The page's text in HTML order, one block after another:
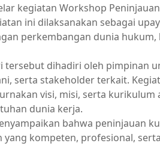
kegiatan Workshop
ini dilaksanakan sebagai
perkembangan dunia hukum,
dihadiri oleh pimpinan
serta stakeholder terkait.
visi, misi, serta kurikulum
dunia kerja.
bahwa peninjauan
kompeten, profesional,